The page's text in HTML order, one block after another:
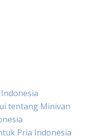
tentang Minivan
Pria Indonesia